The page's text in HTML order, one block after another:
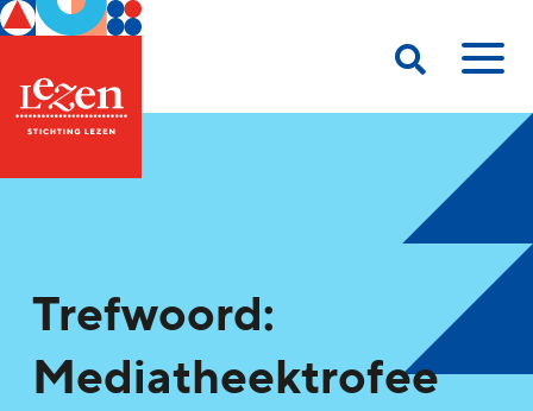
Trefwoord:
Mediatheektrofee